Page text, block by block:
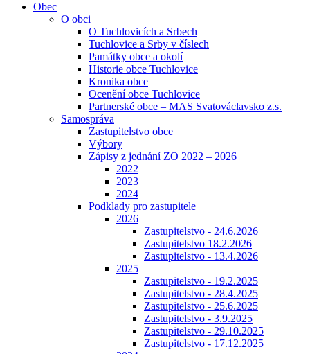
Obec
O obci
O Tuchlovicích a Srbech
Tuchlovice a Srby v číslech
Památky obce a okolí
Historie obce Tuchlovice
Kronika obce
Ocenění obce Tuchlovice
Partnerské obce – MAS Svatováclavsko z.s.
Samospráva
Zastupitelstvo obce
Výbory
Zápisy z jednání ZO 2022 – 2026
2022
2023
2024
Podklady pro zastupitele
2026
Zastupitelstvo - 24.6.2026
Zastupitelstvo 18.2.2026
Zastupitelstvo - 13.4.2026
2025
Zastupitelstvo - 19.2.2025
Zastupitelstvo - 28.4.2025
Zastupitelstvo - 25.6.2025
Zastupitelstvo - 3.9.2025
Zastupitelstvo - 29.10.2025
Zastupitelstvo - 17.12.2025